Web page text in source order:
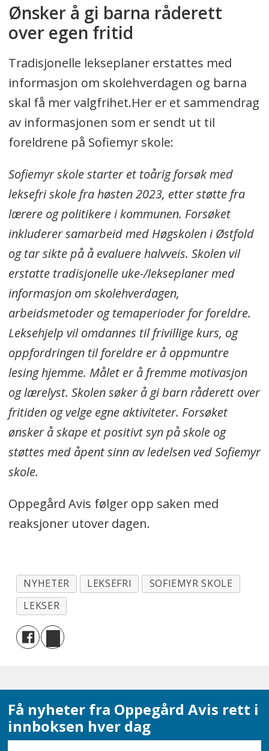
Ønsker å gi barna råderett
over egen fritid
Tradisjonelle lekseplaner erstattes med
informasjon om skolehverdagen og barna
skal få mer valgfrihet.Her er et sammendrag
av informasjonen som er sendt ut til
foreldrene på Sofiemyr skole:
Sofiemyr skole starter et toårig forsøk med
leksefri skole fra høsten 2023, etter støtte fra
lærere og politikere i kommunen. Forsøket
inkluderer samarbeid med Høgskolen i Østfold
og tar sikte på å evaluere halvveis. Skolen vil
erstatte tradisjonelle uke-/lekseplaner med
informasjon om skolehverdagen,
arbeidsmetoder og temaperioder for foreldre.
Leksehjelp vil omdannes til frivillige kurs, og
oppfordringen til foreldre er å oppmuntre
lesing hjemme. Målet er å fremme motivasjon
og lærelyst. Skolen søker å gi barn råderett over
fritiden og velge egne aktiviteter. Forsøket
ønsker å skape et positivt syn på skole og
støttes med åpent sinn av ledelsen ved Sofiemyr
skole.
Oppegård Avis følger opp saken med
reaksjoner utover dagen.
NYHETER LEKSEFRI
SOFIEMYR SKOLE
LEKSER
Få nyheter fra Oppegård Avis rett i
innboksen hver dag